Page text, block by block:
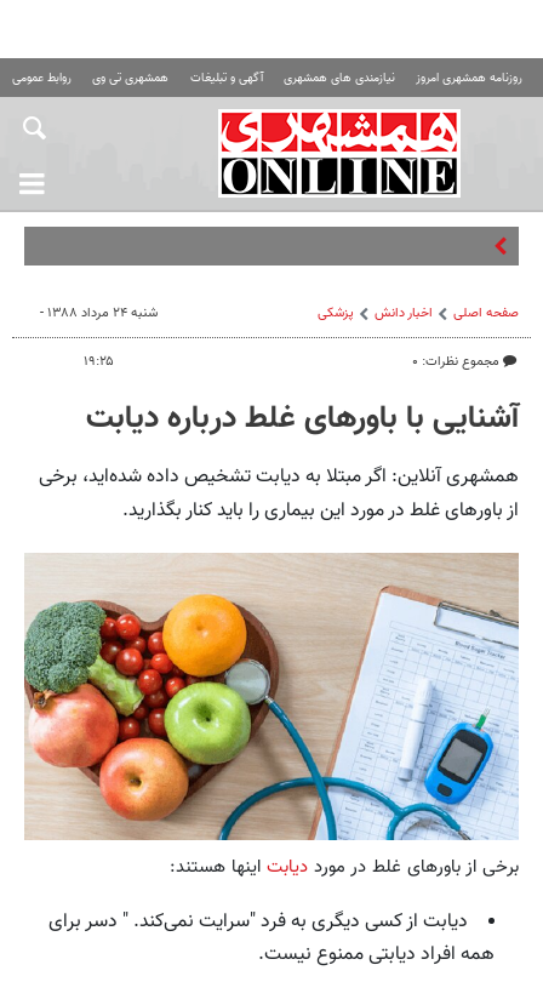
روزنامه همشهری امروز نیازمندی های همشهری آگهی و تبلیغات همشهری تی وی روابط عمومی
صفحه اصلی اخبار دانش پزشکی
مجموع نظرات: ۰
شنبه ۲۴ مرداد ۱۳۸۸ -
۱۹:۲۵
آشنایی با باورهای غلط درباره دیابت
همشهری آنلاین: اگر مبتلا به دیابت‌ تشخیص داده شده‌اید، برخی
از باورهای غلط در مورد این بیماری را باید کنار بگذارید.
برخی از باورهای غلط در مورد دیابت اینها هستند:
دیابت از کسی دیگری به فرد "سرایت نمی‌کند. " دسر برای
همه افراد دیابتی ممنوع نیست.